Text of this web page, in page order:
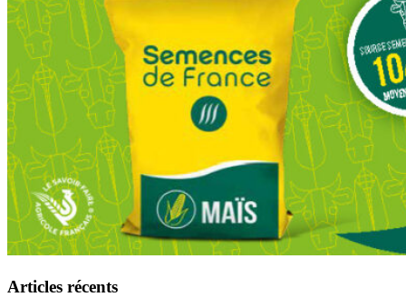
Articles récents